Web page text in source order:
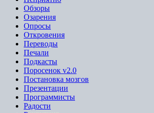
Обзоры
Озарения
Опросы
Откровения
Переводы
Печали
Подкасты
Поросенок v2.0
Постановка мозгов
Презентации
Программисты
Радости